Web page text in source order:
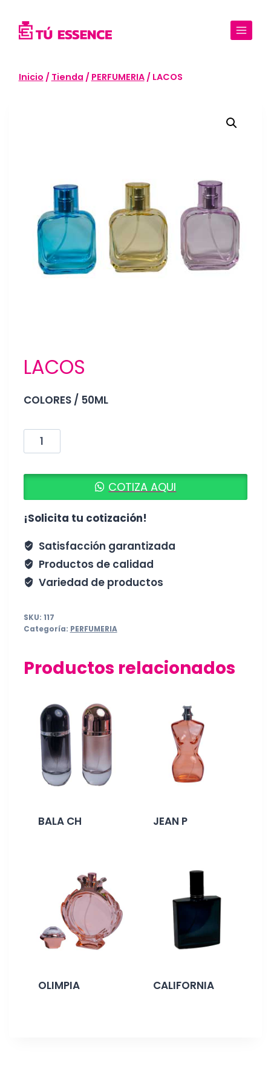
contenido
Inicio / Tienda / PERFUMERIA / LACOS
LACOS
COLORES / 50ML
LACOS
cantidad
COTIZA AQUI
¡Solicita tu cotización!
Satisfacción garantizada
Productos de calidad
Variedad de productos
SKU: 117
Categoría: PERFUMERIA
Productos relacionados
BALA CH JEAN P
OLIMPIA CALIFORNIA